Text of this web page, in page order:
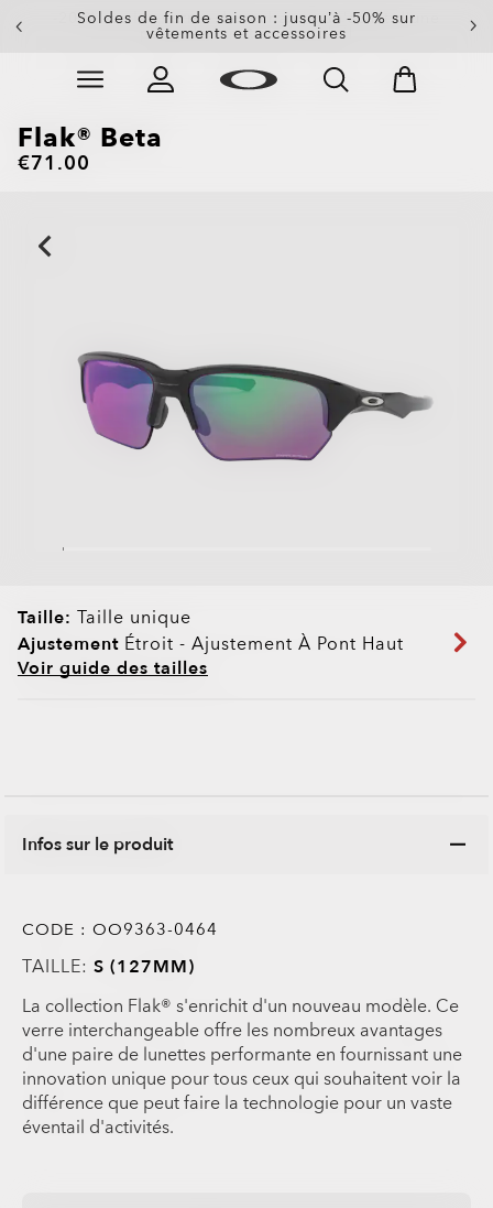
Soldes de fin de saison : jusqu’à -50% sur
vêtements et accessoires
-20 % sur les verres de rechange à l’achat d’une
paire de lunettes de soleil
Slide 3 of 3. -20 % sur les verres de rechange à
Flak® Beta
€71.00
Taille: Taille unique
Ajustement Étroit - Ajustement À Pont Haut
Voir guide des tailles
Infos sur le produit
CODE : OO9363-0464
TAILLE:S (127MM)
La collection Flak® s'enrichit d'un nouveau modèle. Ce
verre interchangeable offre les nombreux avantages
d'une paire de lunettes performante en fournissant une
innovation unique pour tous ceux qui souhaitent voir la
différence que peut faire la technologie pour un vaste
éventail d'activités.